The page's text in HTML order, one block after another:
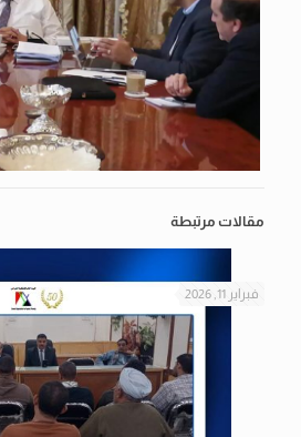
مقالات مرتبطة
فبراير 11, 2026